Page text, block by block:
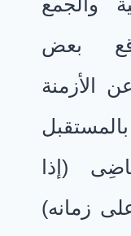
بعض
الأزمنة
(إذا
زمانه)